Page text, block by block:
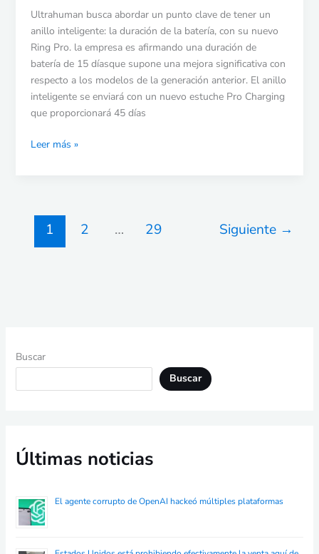
Ultrahuman busca abordar un punto clave de tener un
anillo inteligente: la duración de la batería, con su nuevo
Ring Pro. la empresa es afirmando una duración de
batería de 15 díasque supone una mejora significativa con
respecto a los modelos de la generación anterior. El anillo
inteligente se enviará con un nuevo estuche Pro Charging
que proporcionará 45 días
de
batería
y
rendimiento
Leer más »
1 2 … 29 Siguiente →
Buscar
Buscar
Últimas noticias
El agente corrupto de OpenAI hackeó múltiples plataformas